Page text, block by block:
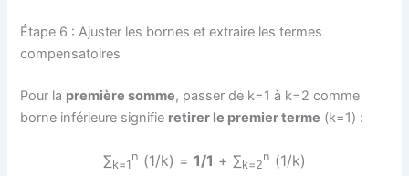
Étape 6 : Ajuster les bornes et extraire les termes
compensatoires
Pour la première somme, passer de k=1 à k=2 comme
borne inférieure signifie retirer le premier terme (k=1) :
∑k=1
n (1/k) = 1/1 + ∑k=2
n (1/k)